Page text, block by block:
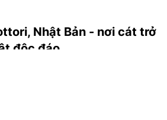
Nhật Bản - nơi cát trở
độc đáo